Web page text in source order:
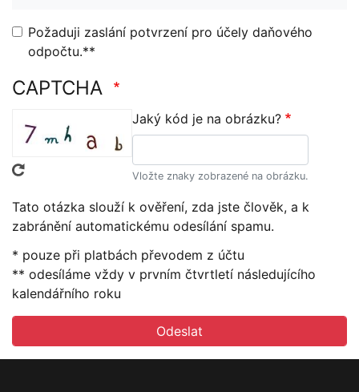
Požaduji zaslání potvrzení pro účely daňového
odpočtu.**
CAPTCHA
Jaký kód je na obrázku?
Vložte znaky zobrazené na obrázku.
Tato otázka slouží k ověření, zda jste člověk, a k
zabránění automatickému odesílání spamu.
* pouze při platbách převodem z účtu
** odesíláme vždy v prvním čtvrtletí následujícího
kalendářního roku